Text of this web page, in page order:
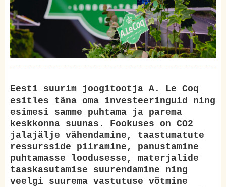
Eesti suurim joogitootja A. Le Coq
esitles täna oma investeeringuid ning
esimesi samme puhtama ja parema
keskkonna suunas. Fookuses on CO2
jalajälje vähendamine, taastumatute
ressursside piiramine, panustamine
puhtamasse loodusesse, materjalide
taaskasutamise suurendamine ning
veelgi suurema vastutuse võtmine